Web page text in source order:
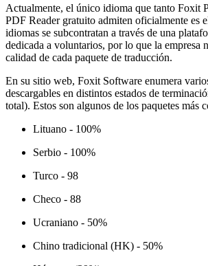
Actualmente, el único idioma que tanto Foxit
PDF Reader gratuito admiten oficialmente es
idiomas se subcontratan a través de una
dedicada a voluntarios, por lo que la empresa
calidad de cada paquete de traducción.
En su sitio web, Foxit Software enumera
descargables en distintos estados de
total). Estos son algunos de los paquetes más
Lituano - 100%
Serbio - 100%
Turco - 98
Checo - 88
Ucraniano - 50%
Chino tradicional (HK) - 50%